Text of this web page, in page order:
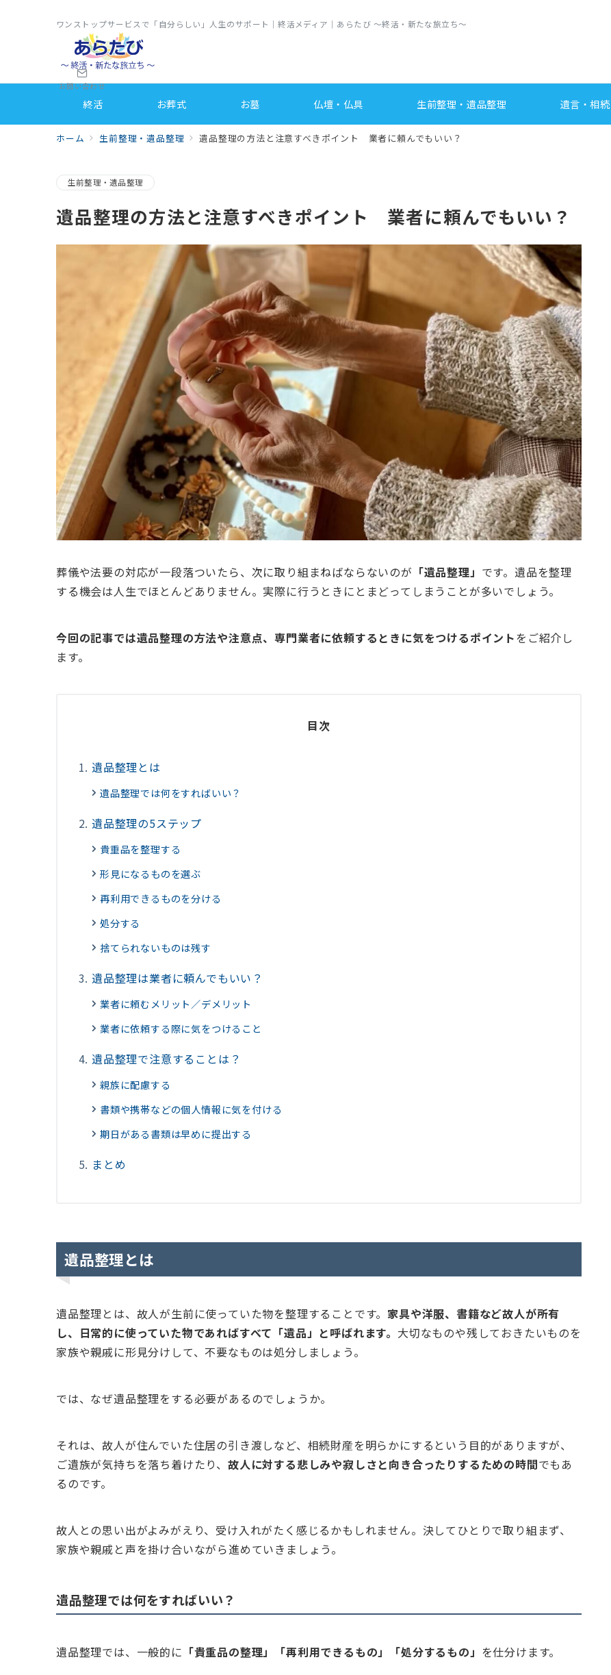
ワンストップサービスで「自分らしい」人生のサポート｜終活メディア｜あらたび ～終活・新たな旅立ち〜
お問い合わせ
終活 お葬式 お墓 仏壇・仏具 生前整理・遺品整理 遺言・相続
ホーム 生前整理・遺品整理 遺品整理の方法と注意すべきポイント 業者に頼んでもいい？
生前整理・遺品整理
遺品整理の方法と注意すべきポイント 業者に頼んでもいい？
葬儀や法要の対応が一段落ついたら、次に取り組まねばならないのが 「遺品整理」 です。遺品を整理
する機会は人生でほとんどありません。実際に行うときにとまどってしまうことが多いでしょう。
今回の記事では遺品整理の方法や注意点、専門業者に依頼するときに気をつけるポイントをご紹介し
ます。
目次
遺品整理とは
遺品整理では何をすればいい？
遺品整理の5ステップ
貴重品を整理する
形見になるものを選ぶ
再利用できるものを分ける
処分する
捨てられないものは残す
遺品整理は業者に頼んでもいい？
業者に頼むメリット／デメリット
業者に依頼する際に気をつけること
遺品整理で注意することは？
親族に配慮する
書類や携帯などの個人情報に気を付ける
期日がある書類は早めに提出する
まとめ
遺品整理とは
遺品整理とは、故人が生前に使っていた物を整理することです。 家具や洋服、書籍など故人が所有
し、日常的に使っていた物であればすべて「遺品」と呼ばれます。 大切なものや残しておきたいものを
家族や親戚に形見分けして、不要なものは処分しましょう。
では、なぜ遺品整理をする必要があるのでしょうか。
それは、故人が住んでいた住居の引き渡しなど、相続財産を明らかにするという目的がありますが、
ご遺族が気持ちを落ち着けたり、 故人に対する悲しみや寂しさと向き合ったりするための時間でもあ
るのです。
故人との思い出がよみがえり、受け入れがたく感じるかもしれません。決してひとりで取り組まず、
家族や親戚と声を掛け合いながら進めていきましょう。
遺品整理では何をすればいい？
遺品整理では、一般的に 「貴重品の整理」「再利用できるもの」「処分するもの」 を仕分けます。